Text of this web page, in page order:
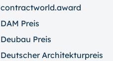
contractworld.award
DAM Preis
Deubau Preis
Deutscher Architekturpreis